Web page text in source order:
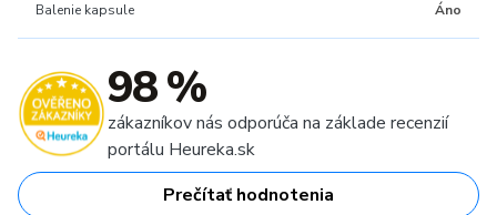
Balenie kapsule Áno
98 %
zákazníkov nás odporúča na základe recenzií
portálu Heureka.sk
Prečítať hodnotenia